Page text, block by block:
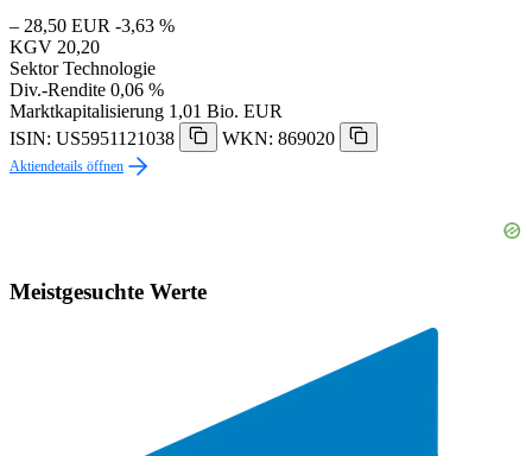
– 28,50 EUR -3,63 %
KGV 20,20
Sektor Technologie
Div.-Rendite 0,06 %
Marktkapitalisierung 1,01 Bio. EUR
ISIN: US5951121038
WKN: 869020
Aktiendetails öffnen
Meistgesuchte Werte